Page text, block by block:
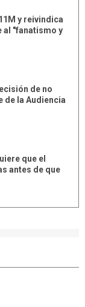
y reivindica
al "fanatismo y
de no
de la Audiencia
que el
antes de que